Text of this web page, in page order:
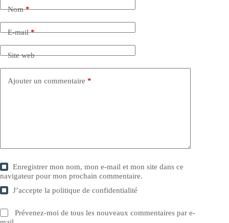
Nom*
E-mail*
Site web
Ajouter un commentaire *
Enregistrer mon nom, mon e-mail et mon site dans ce
navigateur pour mon prochain commentaire.
J’accepte lapolitique de confidentialité
Prévenez-moi de tous les nouveaux commentaires par e-